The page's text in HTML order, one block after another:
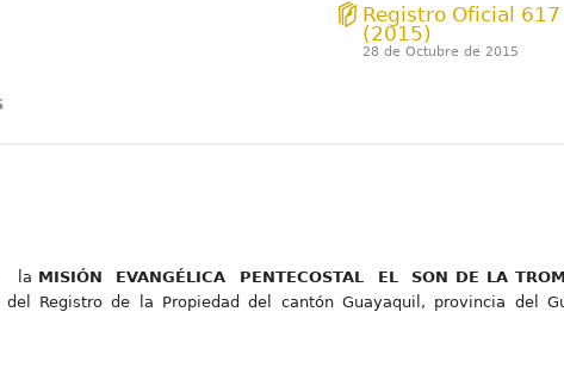
Registro Oficial 617
(2015)
28 de Octubre de 2015
la MISIÓN EVANGÉLICA PENTECOSTAL EL SON DE LA
Registro de la Propiedad del cantón Guayaquil, provincia del